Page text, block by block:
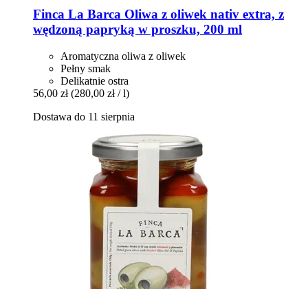
Finca La Barca Oliwa z oliwek nativ extra, z
wędzoną papryką w proszku, 200 ml
Aromatyczna oliwa z oliwek
Pełny smak
Delikatnie ostra
56,00 zł (280,00 zł / l)
Dostawa do 11 sierpnia